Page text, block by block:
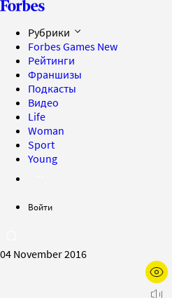
Рубрики
Forbes Games New
Рейтинги
Франшизы
Подкасты
Видео
Life
Woman
Sport
Young
Войти
04 November 2016